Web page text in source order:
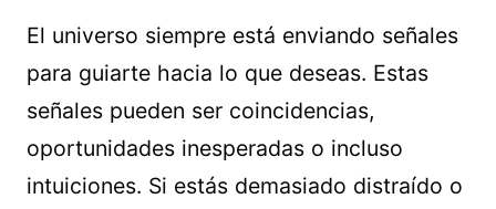
El universo siempre está enviando señales
para guiarte hacia lo que deseas. Estas
señales pueden ser coincidencias,
oportunidades inesperadas o incluso
intuiciones. Si estás demasiado distraído o